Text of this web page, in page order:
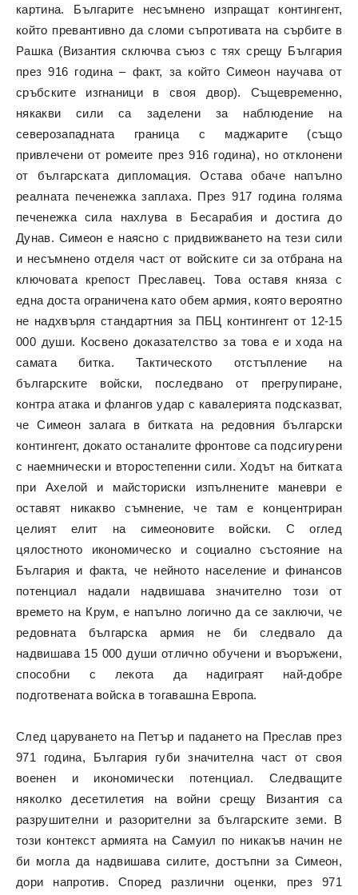
картина. Българите несъмнено изпращат контингент,
който превантивно да сломи съпротивата на сърбите в
Рашка (Византия сключва съюз с тях срещу България
през 916 година – факт, за който Симеон научава от
сръбските изгнаници в своя двор). Същевременно,
някакви сили са заделени за наблюдение на
северозападната граница с маджарите (също
привлечени от ромеите през 916 година), но отклонени
от българската дипломация. Остава обаче напълно
реалната печенежка заплаха. През 917 година голяма
печенежка сила нахлува в Бесарабия и достига до
Дунав. Симеон е наясно с придвижването на тези сили
и несъмнено отделя част от войските си за отбрана на
ключовата крепост Преславец. Това оставя княза с
една доста ограничена като обем армия, която вероятно
не надхвърля стандартния за ПБЦ контингент от 12-15
000 души. Косвено доказателство за това е и хода на
самата битка. Тактическото отстъпление на
българските войски, последвано от прегрупиране,
контра атака и флангов удар с кавалерията подсказват,
че Симеон залага в битката на редовния български
контингент, докато останалите фронтове са подсигурени
с наемнически и второстепенни сили. Ходът на битката
при Ахелой и майсториски изпълнените маневри е
оставят никакво съмнение, че там е концентриран
целият елит на симеоновите войски. С оглед
цялостното икономическо и социално състояние на
България и факта, че нейното население и финансов
потенциал надали надвишава значително този от
времето на Крум, е напълно логично да се заключи, че
редовната българска армия не би следвало да
надвишава 15 000 души отлично обучени и въоръжени,
способни с лекота да надиграят най-добре
подготвената войска в тогавашна Европа.
След царуването на Петър и падането на Преслав през
971 година, България губи значителна част от своя
военен и икономически потенциал. Следващите
няколко десетилетия на войни срещу Византия са
разрушителни и разорителни за българските земи. В
този контекст армията на Самуил по никакъв начин не
би могла да надвишава силите, достъпни за Симеон,
дори напротив. Според различни оценки, през 971